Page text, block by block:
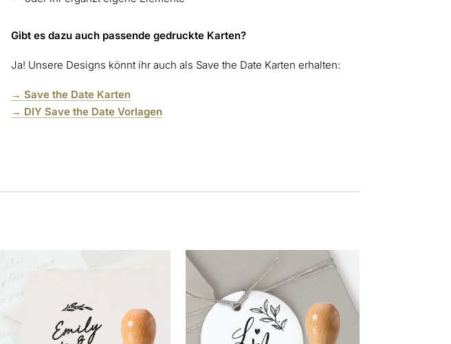
Gibt es dazu auch passende gedruckte Karten?
Ja! Unsere Designs könnt ihr auch als Save the Date Karten erhalten:
→ Save the Date Karten
→ DIY Save the Date Vorlagen